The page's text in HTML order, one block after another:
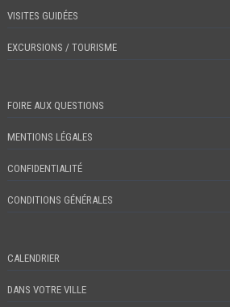
VISITES GUIDÉES
EXCURSIONS / TOURISME
FOIRE AUX QUESTIONS
MENTIONS LÉGALES
CONFIDENTIALITÉ
CONDITIONS GÉNÉRALES
CALENDRIER
DANS VOTRE VILLE